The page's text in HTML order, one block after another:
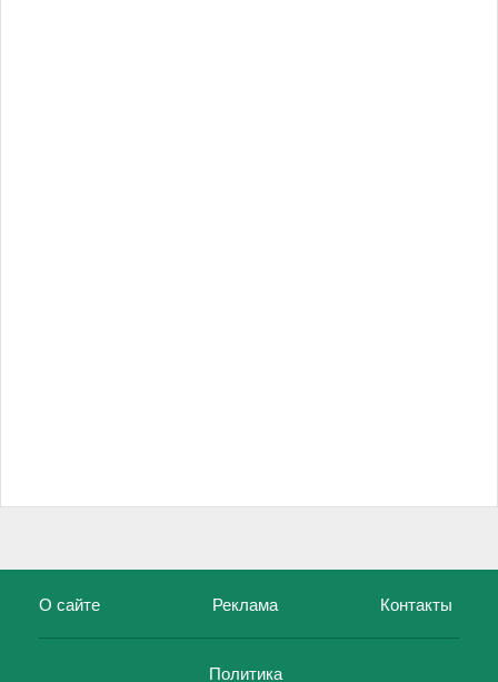
О сайте Реклама Контакты
Политика